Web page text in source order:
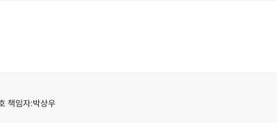
책임자:박상우